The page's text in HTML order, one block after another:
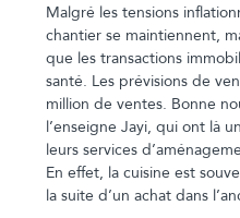
Malgré les tensions
chantier se maintiennent,
que les transactions
santé. Les prévisions de
million de ventes. Bonne
l’enseigne Jayi, qui ont là
leurs services
En effet, la cuisine est
la suite d’un achat dans